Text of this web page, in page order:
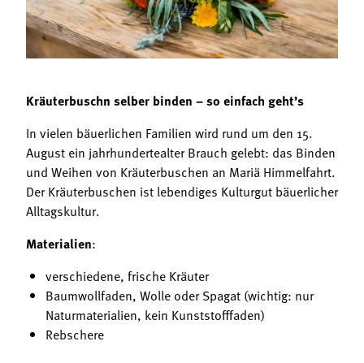
Mitgliedschaft
Bäuerliche Buffets
Hofgeschichten
Kräuterbuschn selber binden – so einfach geht’s
In vielen bäuerlichen Familien wird rund um den 15.
August ein jahrhundertealter Brauch gelebt: das Binden
und Weihen von Kräuterbuschen an Mariä Himmelfahrt.
Der Kräuterbuschen ist lebendiges Kulturgut bäuerlicher
Alltagskultur.
Materialien:
verschiedene, frische Kräuter
Baumwollfaden, Wolle oder Spagat (wichtig: nur
Naturmaterialien, kein Kunststofffaden)
Rebschere